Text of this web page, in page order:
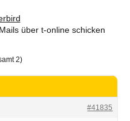
über t-online schicken
2)
#41835